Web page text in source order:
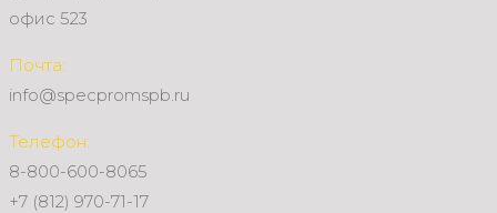
офис 523
Почта:
info@specpromspb.ru
Телефон:
8-800-600-8065
+7 (812) 970-71-17